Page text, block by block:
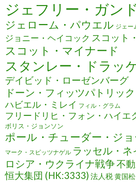
ジェフリー・ガン
ジェローム・パウエル ジェー
ジョニー・ヘイコック スコット
スコット・マイナード
スタンレー・ドラッ
デイビッド・ローゼンバーグ
ドーン・フィッツパトリック
ハビエル・ミレイ フィル・グラム
フリードリヒ・フォン・ハイエ
ボリス・ジョンソン
ポール・チューダー・ジ
マーク・スピッツナゲル ラッセル・ネ
ロシア・ウクライナ戦争不
恒大集団 (HK:3333) 法人税黄国松